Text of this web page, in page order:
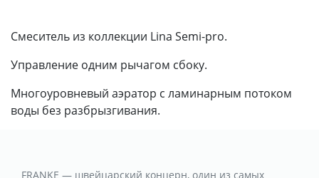
Смеситель из коллекции Lina Semi-pro.
Управление одним рычагом сбоку.
Многоуровневый аэратор с ламинарным потоком
воды без разбрызгивания.
FRANKE — швейцарский концерн, один из самых